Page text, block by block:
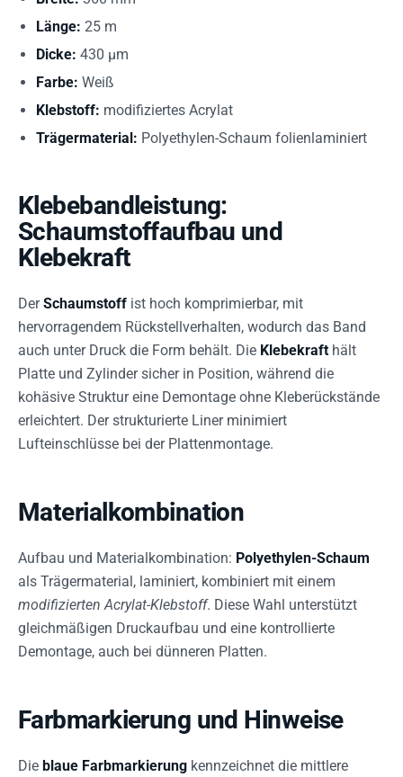
Länge: 25 m
Dicke: 430 µm
Farbe: Weiß
Klebstoff: modifiziertes Acrylat
Trägermaterial: Polyethylen-Schaum folienlaminiert
Klebebandleistung:
Schaumstoffaufbau und
Klebekraft
DerSchaumstoff ist hoch komprimierbar, mit
hervorragendem Rückstellverhalten, wodurch das Band
auch unter Druck die Form behält. Die Klebekraft hält
Platte und Zylinder sicher in Position, während die
kohäsive Struktur eine Demontage ohne Kleberückstände
erleichtert. Der strukturierte Liner minimiert
Lufteinschlüsse bei der Plattenmontage.
Materialkombination
Aufbau und Materialkombination: Polyethylen-Schaum
als Trägermaterial, laminiert, kombiniert mit einem
modifizierten Acrylat-Klebstoff. Diese Wahl unterstützt
gleichmäßigen Druckaufbau und eine kontrollierte
Demontage, auch bei dünneren Platten.
Farbmarkierung und Hinweise
Die blaue Farbmarkierung kennzeichnet die mittlere